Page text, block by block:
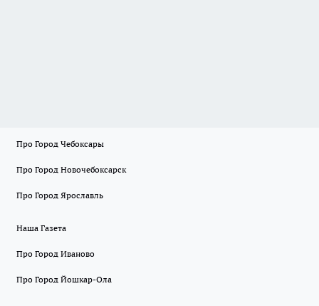
Про Город Чебоксары
Про Город Новочебоксарск
Про Город Ярославль
Наша Газета
Про Город Иваново
Про Город Йошкар-Ола